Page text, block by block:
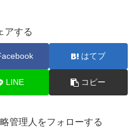
アする
はてブ
LINE コピー
管理人をフォローする